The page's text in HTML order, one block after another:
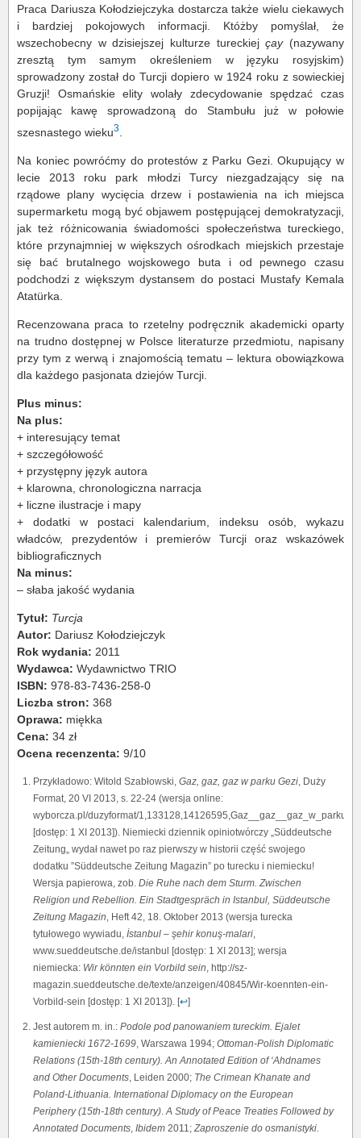
Praca Dariusza Kołodziejczyka dostarcza także wielu ciekawych
i bardziej pokojowych informacji. Któżby pomyślał, że
wszechobecny w dzisiejszej kulturze tureckiejçay(nazywany
zresztą tym samym określeniem w języku rosyjskim)
sprowadzony został do Turcji dopiero w 1924 roku z sowieckiej
Gruzji! Osmańskie elity wolały zdecydowanie spędzać czas
popijając kawę sprowadzoną do Stambułu już w połowie
szesnastego wieku3
Na koniec powróćmy do protestów z Parku Gezi. Okupujący w
lecie 2013 roku park młodzi Turcy niezgadzający się na
rządowe plany wycięcia drzew i postawienia na ich miejsca
supermarketu mogą być objawem postępującej demokratyzacji,
jak też różnicowania świadomości społeczeństwa tureckiego,
które przynajmniej w większych ośrodkach miejskich przestaje
się bać brutalnego wojskowego buta i od pewnego czasu
podchodzi z większym dystansem do postaci Mustafy Kemala
Atatürka.
Recenzowana praca to rzetelny podręcznik akademicki oparty
na trudno dostępnej w Polsce literaturze przedmiotu, napisany
przy tym z werwą i znajomością tematu – lektura obowiązkowa
dla każdego pasjonata dziejów Turcji.
Plus minus:
Na plus:
+ interesujący temat
+ szczegółowość
+ przystępny język autora
+ klarowna, chronologiczna narracja
+ liczne ilustracje i mapy
+ dodatki w postaci kalendarium, indeksu osób, wykazu
władców, prezydentów i premierów Turcji oraz wskazówek
bibliograficznych
Na minus:
– słaba jakość wydania
Tytuł: Turcja
Autor: Dariusz Kołodziejczyk
Rok wydania: 2011
Wydawca: Wydawnictwo TRIO
ISBN: 978-83-7436-258-0
Liczba stron: 368
Oprawa: miękka
Cena: 34 zł
Ocena recenzenta: 9/10
Przykładowo: Witold Szabłowski, Gaz, gaz, gaz w parku Gezi, Duży
Format, 20 VI 2013, s. 22-24 (wersja online:
wyborcza.pl/duzyformat/
[dostęp: 1 XI 2013]). Niemiecki dziennik opiniotwórczy „Süddeutsche
Zeitung„ wydał nawet po raz pierwszy w historii część swojego
dodatku ”Süddeutsche Zeitung Magazin” po turecku i niemiecku!
Wersja papierowa, zob. Die Ruhe nach dem Sturm. Zwischen
Religion und Rebellion. Ein Stadtgespräch in Istanbul, Süddeutsche
Zeitung Magazin, Heft 42, 18. Oktober 2013 (wersja turecka
tytułowego wywiadu, İstanbul – şehir konuş-malari,
www.sueddeutsche.de/istanbul [dostęp: 1 XI 2013]; wersja
niemiecka: Wir könnten ein Vorbild sein, http://sz-
magazin.sueddeutsche.de/texte/anzeigen/40845/Wir-koennten-ein-
Vorbild-sein [dostęp: 1 XI 2013]). [↩]
Jest autorem m. in.: Podole pod panowaniem tureckim. Ejalet
kamieniecki 1672-1699, Warszawa 1994; Ottoman-Polish Diplomatic
Relations (15th-18th century). An Annotated Edition of ‘Ahdnames
and Other Documents, Leiden 2000; The Crimean Khanate and
Poland-Lithuania. International Diplomacy on the European
Periphery (15th-18th century).A Study of Peace Treaties Followed by
Annotated Documents, Ibidem 2011; Zaproszenie do osmanistyki.